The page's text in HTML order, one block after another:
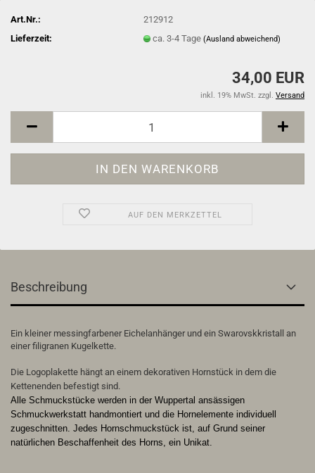
Art.Nr.:
212912
Lieferzeit:
ca. 3-4 Tage(Ausland abweichend)
34,00 EUR
inkl. 19% MwSt. zzgl. Versand
AUF DEN MERKZETTEL
Beschreibung
Ein kleiner messingfarbener Eichelanhänger und ein Swarovskkristall an
einer filigranen Kugelkette.
Die Logoplakette hängt an einem dekorativen Hornstück in dem die
Kettenenden befestigt sind.
Alle Schmuckstücke werden in der Wuppertal ansässigen
Schmuckwerkstatt handmontiert und die Hornelemente individuell
zugeschnitten. Jedes Hornschmuckstück ist, auf Grund seiner
natürlichen Beschaffenheit des Horns, ein Unikat.